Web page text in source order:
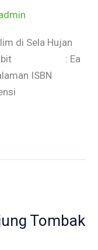
Sela Hujan
: Ea
ISBN
Tombak